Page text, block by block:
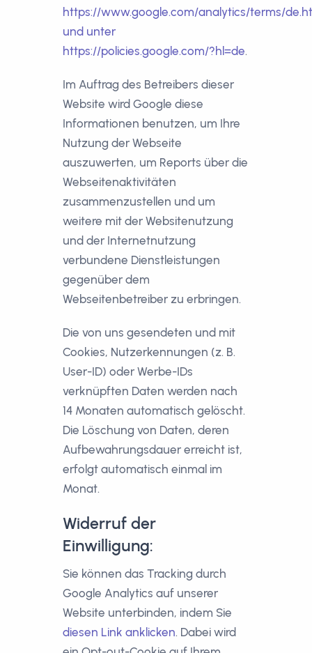
https://www.google.com/analytics/terms/
und unter
https://policies.google.com/?hl=de.
Im Auftrag des Betreibers dieser
Website wird Google diese
Informationen benutzen, um Ihre
Nutzung der Webseite
auszuwerten, um Reports über die
Webseitenaktivitäten
zusammenzustellen und um
weitere mit der Websitenutzung
und der Internetnutzung
verbundene Dienstleistungen
gegenüber dem
Webseitenbetreiber zu erbringen.
Die von uns gesendeten und mit
Cookies, Nutzerkennungen (z. B.
User-ID) oder Werbe-IDs
verknüpften Daten werden nach
14 Monaten automatisch gelöscht.
Die Löschung von Daten, deren
Aufbewahrungsdauer erreicht ist,
erfolgt automatisch einmal im
Monat.
Widerruf der
Einwilligung:
Sie können das Tracking durch
Google Analytics auf unserer
Website unterbinden, indem Sie
diesen Link anklicken. Dabei wird